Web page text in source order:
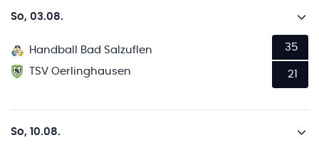
So, 03.08.
Handball Bad Salzuflen
TSV Oerlinghausen
35
21
So, 10.08.